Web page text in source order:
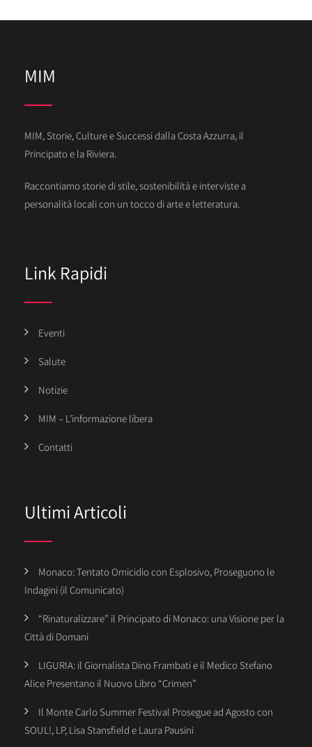
MIM
MIM, Storie, Culture e Successi dalla Costa Azzurra, il
Principato e la Riviera.
Raccontiamo storie di stile, sostenibilità e interviste a
personalità locali con un tocco di arte e letteratura.
Link Rapidi
Eventi
Salute
Notizie
MIM – L’informazione libera
Contatti
Ultimi Articoli
Monaco: Tentato Omicidio con Esplosivo, Proseguono le
Indagini (il Comunicato)
“Rinaturalizzare” il Principato di Monaco: una Visione per la
Città di Domani
LIGURIA: il Giornalista Dino Frambati e il Medico Stefano
Alice Presentano il Nuovo Libro “Crimen”
Il Monte Carlo Summer Festival Prosegue ad Agosto con
SOUL!, LP, Lisa Stansfield e Laura Pausini